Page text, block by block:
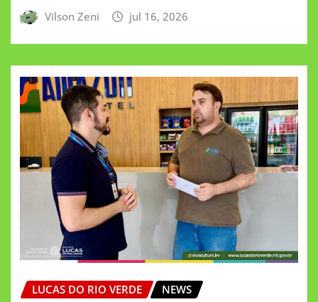
Vilson Zeni jul 16, 2026
LUCAS DO RIO VERDE NEWS